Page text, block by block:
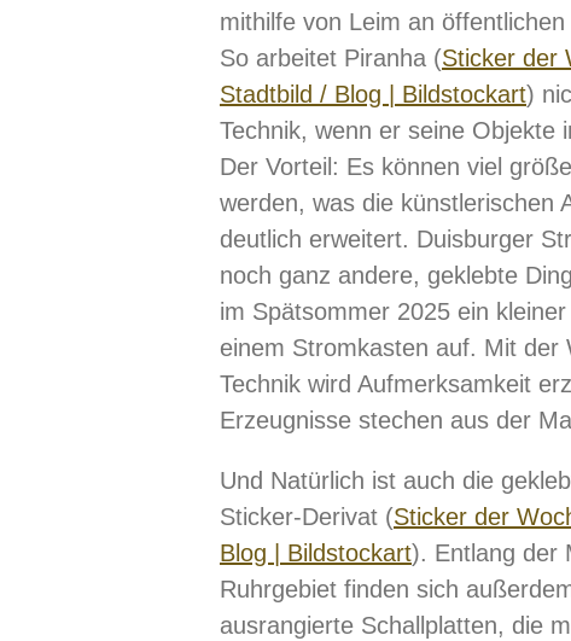
mithilfe von Leim an
So arbeitet Piranha (Sticker der
Stadtbild / Blog | Bildstockart)
Technik, wenn er seine Objekte
Der Vorteil: Es können viel
werden, was die künstlerischen
deutlich erweitert. Duisburger
noch ganz andere, geklebte
im Spätsommer 2025 ein
einem Stromkasten auf. Mit der
Technik wird Aufmerksamkeit
Erzeugnisse stechen aus der
Und Natürlich ist auch die
Sticker-Derivat (Sticker der
Blog | Bildstockart). Entlang der
Ruhrgebiet finden sich
ausrangierte Schallplatten, die